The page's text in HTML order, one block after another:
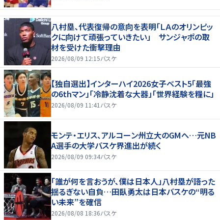
八村塁、代表復帰の意向を表明「ＬＡのオリンピッ
クに向けて頑張っていきたい」 サンジャポの取
材を受けた衝撃理由
2026/08/09 12:15バスケ
【独自選出】インターハイ2026女子ベスト5「最強
の6thマン」「冷静沈着な大器」「世界経験を糧に」
2026/08/09 11:41 バスケ
モンテ・エリス、アルコーン州立大のGMへ…元NB
A選手の大学バスケ界進出が続く
2026/08/09 09:34バスケ
「誰が何を言おうが、僕は日本人」八村塁が語った
揺るぎない自負…田臥勇太は日本バスケの“明る
い未来”を確信
2026/08/08 18:36バスケ